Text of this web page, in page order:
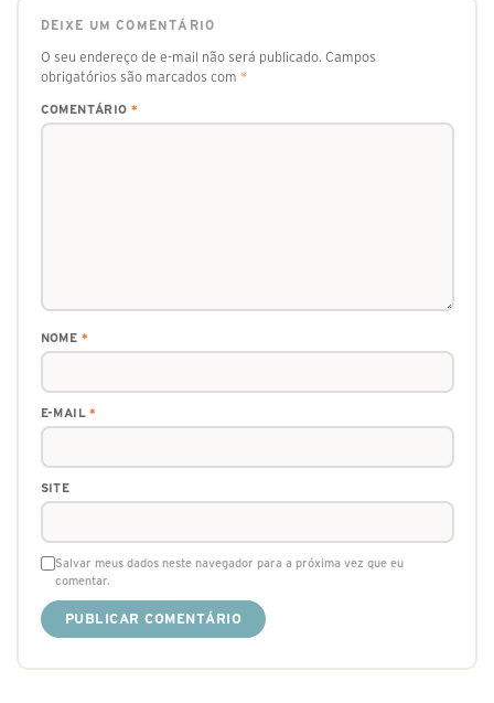
DEIXE UM COMENTÁRIO
O seu endereço de e-mail não será publicado. Campos
obrigatórios são marcados com *
COMENTÁRIO *
NOME *
E-MAIL*
SITE
Salvar meus dados neste navegador para a próxima vez que eu
comentar.